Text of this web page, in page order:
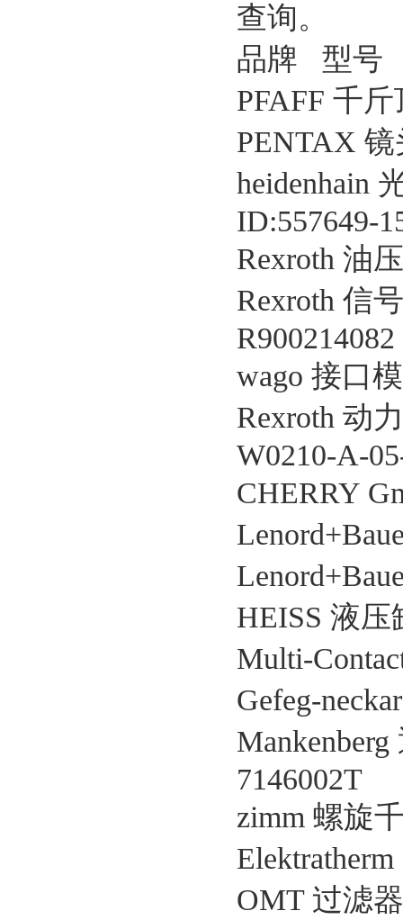
查询。
品牌 型号
PFAFF 千
PENTAX 镜
heidenhain
ID:557649-
Rexroth 油
Rexroth 信
R900214082
wago 接口
Rexroth 动
W0210-A-
CHERRY
HEISS 液压
Multi-
Gefeg-
7146002T
zimm 螺旋
OMT 过滤